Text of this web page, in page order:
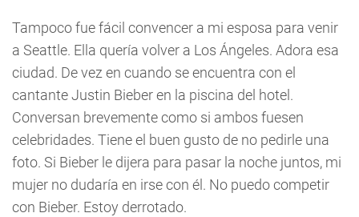
Tampoco fue fácil convencer a mi esposa para venir
a Seattle. Ella quería volver a Los Ángeles. Adora esa
ciudad. De vez en cuando se encuentra con el
cantante Justin Bieber en la piscina del hotel.
Conversan brevemente como si ambos fuesen
celebridades. Tiene el buen gusto de no pedirle una
foto. Si Bieber le dijera para pasar la noche juntos, mi
mujer no dudaría en irse con él. No puedo competir
con Bieber. Estoy derrotado.